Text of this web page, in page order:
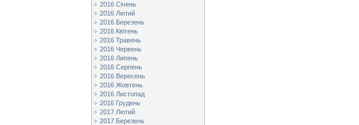
2016 Січень
2016 Лютий
2016 Березень
2016 Квітень
2016 Травень
2016 Червень
2016 Липень
2016 Серпень
2016 Вересень
2016 Жовтень
2016 Листопад
2016 Грудень
2017 Лютий
2017 Березень